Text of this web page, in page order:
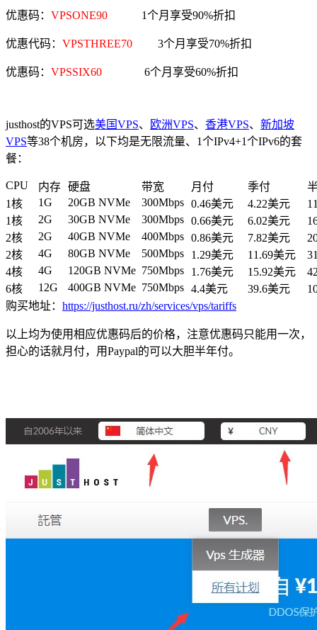
优惠码： VPSONE90 1个月享受90%折扣
优惠代码： VPSTHREE70 3个月享受70%折扣
优惠码： VPSSIX60 6个月享受60%折扣
justhost的VPS可选美国VPS、 欧洲VPS、 香港VPS、 新加坡
VPS等38个机房，以下均是无限流量、1个IPv4+1个IPv6的套
餐：
CPU 内存 硬盘 带宽 月付 季付
1核
1G 20GB NVMe 300Mbps 0.46美元 4.22美元
1核
2G 30GB NVMe 300Mbps 0.66美元 6.02美元
2核
2G 40GB NVMe 400Mbps 0.86美元 7.82美元
2核
4G 80GB NVMe 500Mbps 1.29美元 11.69美元
4核
4G 120GB NVMe 750Mbps 1.76美元 15.92美元
6核
12G 400GB NVMe 750Mbps 4.4美元 39.6美元
购买地址： https://justhost.ru/zh/services/vps/tariffs
以上均为使用相应优惠码后的价格，注意优惠码只能用一次，
担心的话就月付，用Paypal的可以大胆半年付。